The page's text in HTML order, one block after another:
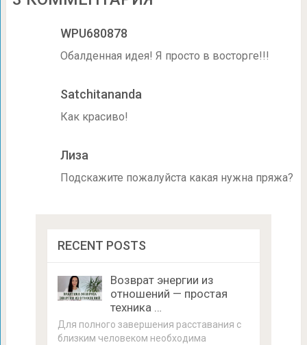
WPU680878
Обалденная идея! Я просто в восторге!!!
Satchitananda
Как красиво!
Лиза
Подскажите пожалуйста какая нужна пряжа?
RECENT POSTS
Возврат энергии из
отношений — простая
техника …
Для полного завершения расставания с
близким человеком необходима